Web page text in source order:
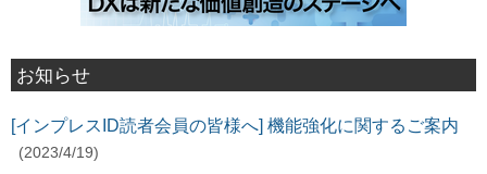
お知らせ
[インプレスID読者会員の皆様へ] 機能強化に関するご案内
(2023/4/19)